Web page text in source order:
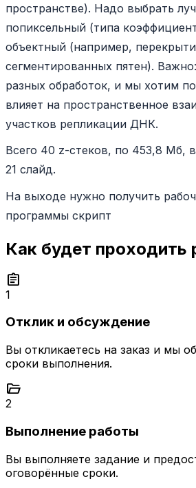
пространстве). Надо выбрать
попиксельный (типа
объектный (например,
сегментированных пятен).
разных обработок, и мы хотим
влияет на пространственное
участков репликации ДНК.
Всего 40 z-стеков, по 453,8 Мб,
21 слайд.
На выходе нужно получить
программы скрипт
Как будет проходить
assignment
1
Отклик и обсуждение
Вы откликаетесь на заказ и мы
сроки выполнения.
folder_open
2
Выполнение работы
Вы выполняете задание и
оговорённые сроки.